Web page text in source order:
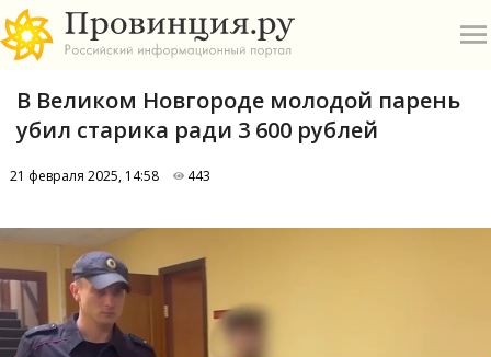
А
Б
О
В Великом Новгороде молодой парень
убил старика ради 3 600 рублей
21 февраля 2025, 14:58 443